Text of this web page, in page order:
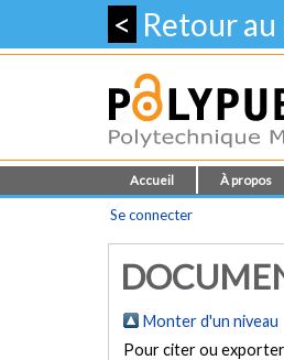
< Retour
Accueil À propos
Se connecter
Monter d'un niveau
Pour citer ou exporter